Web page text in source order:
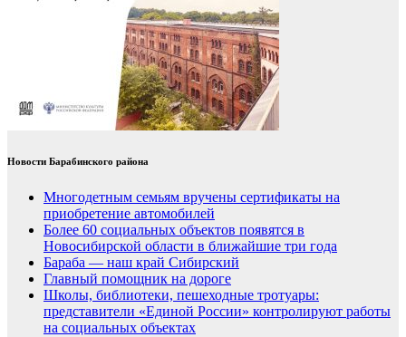
Новости Барабинского района
Многодетным семьям вручены сертификаты на
приобретение автомобилей
Более 60 социальных объектов появятся в
Новосибирской области в ближайшие три года
Бараба — наш край Сибирский
Главный помощник на дороге
Школы, библиотеки, пешеходные тротуары:
представители «Единой России» контролируют работы
на социальных объектах